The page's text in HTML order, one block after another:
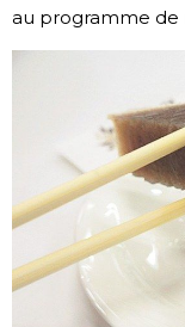
au programme de